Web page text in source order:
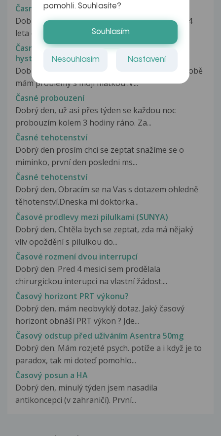
Časna menstrulace
Dobry den Rada bych slysela vas nazor . Jsem 24
leta divka ma 1 dite a mam...
Časná recidiva endometriálního karcinomu po
hysterektomii
Dobrý den, mám na Vás jednu prosbu.Dlouhodobě
mám problemy s mojí matkou .V...
Časné probouzení
Dobrý den, už asi přes týden se každou noc
probouzím kolem 3 hodiny ráno. Za...
Časné tehotenství
Dobrý den prosím chci se zeptat snažíme se o
miminko, první den posledni ms...
Časné tehotenství
Dobrý den, Obracím se na Vas s dotazem ohledně
těhotenství.Dneska mi doktorka...
Časové prodlevy mezi pilulkami (SUNYA)
Dobrý den, Chtěla bych se zeptat, zda má nějaký
vliv opoždění s pilulkou do...
Časové rozmení dvou interrupcí
Dobrý den. Pred 4 mesici sem prodělala
chirurgickou interupci na vlastní žádost....
Časový horizont PRT výkonu?
Dobrý den, mám neobvyklý dotaz. Jaký časový
horizont obnáší PRT výkon ? Jde...
Časový odstup před užíváním Asentra 50mg
Dobrý den. Mám rozjeté psych. potíže a i když je to
paradox, tak mi doteď pomohlo...
Časový posun a HA
Dobrý den, minulý týden jsem nasadila
antikoncepci (v zahraničí). První...
pomohli. Souhlasíte?
Souhlasím
Nesouhlasím Nastavení